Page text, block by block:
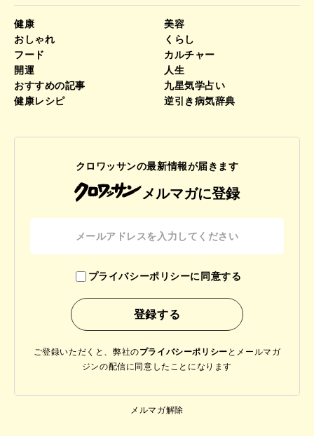
健康
美容
おしゃれ
くらし
フード
カルチャー
開運
人生
おすすめの記事
九星気学占い
健康レシピ
逆引き病気辞典
クロワッサンの最新情報が届きます
メルマガに登録
プライバシーポリシーに同意する
ご登録いただくと、弊社のプライバシーポリシー と メールマガ
ジンの配信に同意したことになります
メルマガ解除